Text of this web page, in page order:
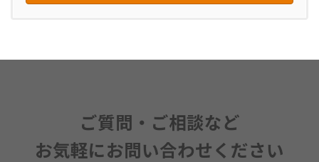
ご質問・ご相談など
お気軽にお問い合わせください